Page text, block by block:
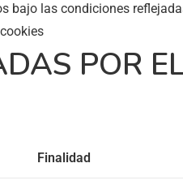
bajo las condiciones
POR
Finalidad